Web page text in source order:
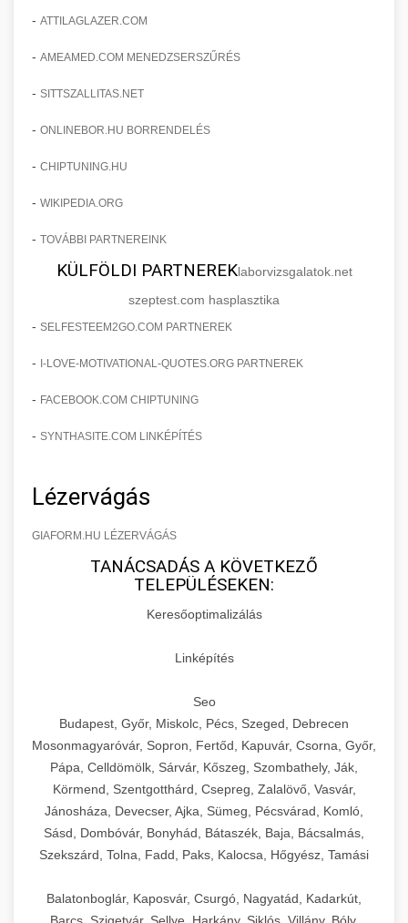
- ATTILAGLAZER.COM
- AMEAMED.COM MENEDZSERSZŰRÉS
- SITTSZALLITAS.NET
- ONLINEBOR.HU BORRENDELÉS
- CHIPTUNING.HU
- WIKIPEDIA.ORG
- TOVÁBBI PARTNEREINK
KÜLFÖLDI PARTNEREKlaborvizsgalatok.net
szeptest.com hasplasztika
- SELFESTEEM2GO.COM PARTNEREK
- I-LOVE-MOTIVATIONAL-QUOTES.ORG PARTNEREK
- FACEBOOK.COM CHIPTUNING
- SYNTHASITE.COM LINKÉPÍTÉS
Lézervágás
GIAFORM.HU LÉZERVÁGÁS
TANÁCSADÁS A KÖVETKEZŐ
TELEPÜLÉSEKEN:
Keresőoptimalizálás
Linképítés
Seo
Budapest, Győr, Miskolc, Pécs, Szeged, Debrecen
Mosonmagyaróvár, Sopron, Fertőd, Kapuvár, Csorna, Győr,
Pápa, Celldömölk, Sárvár, Kőszeg, Szombathely, Ják,
Körmend, Szentgotthárd, Csepreg, Zalalövő, Vasvár,
Jánosháza, Devecser, Ajka, Sümeg, Pécsvárad, Komló,
Sásd, Dombóvár, Bonyhád, Bátaszék, Baja, Bácsalmás,
Szekszárd, Tolna, Fadd, Paks, Kalocsa, Hőgyész, Tamási
Balatonboglár, Kaposvár, Csurgó, Nagyatád, Kadarkút,